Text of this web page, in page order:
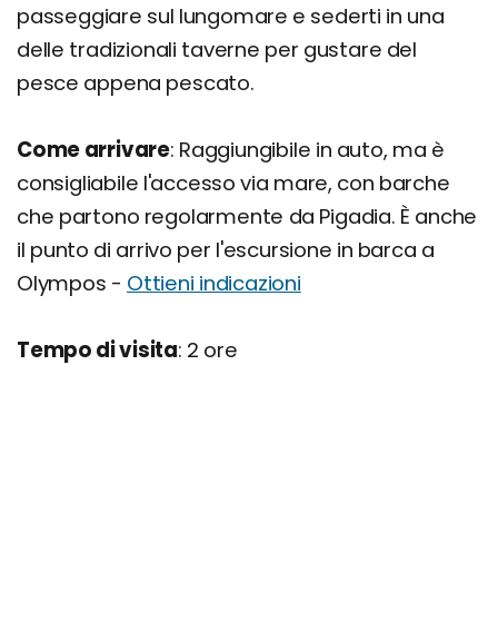
passeggiare sul lungomare e sederti in una
delle tradizionali taverne per gustare del
pesce appena pescato.
Come arrivare: Raggiungibile in auto, ma è
consigliabile l'accesso via mare, con barche
che partono regolarmente da Pigadia. È anche
il punto di arrivo per l'escursione in barca a
Olympos - Ottieni indicazioni
Tempo di visita: 2 ore